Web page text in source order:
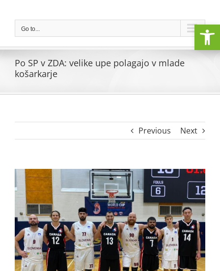
contentGo to...
Po SP v ZDA: velike upe polagajo v mlade
košarkarje
Previous Next
View
Larger
Image